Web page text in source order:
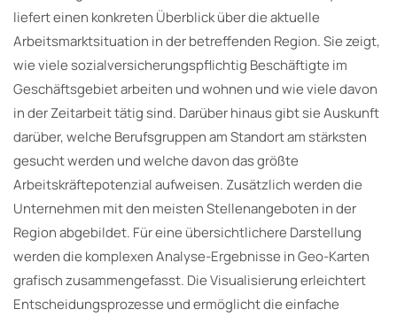
liefert einen konkreten Überblick über die aktuelle
Arbeitsmarktsituation in der betreffenden Region. Sie zeigt,
wie viele sozialversicherungspflichtig Beschäftigte im
Geschäftsgebiet arbeiten und wohnen und wie viele davon
in der Zeitarbeit tätig sind. Darüber hinaus gibt sie Auskunft
darüber, welche Berufsgruppen am Standort am stärksten
gesucht werden und welche davon das größte
Arbeitskräftepotenzial aufweisen. Zusätzlich werden die
Unternehmen mit den meisten Stellenangeboten in der
Region abgebildet. Für eine übersichtlichere Darstellung
werden die komplexen Analyse-Ergebnisse in Geo-Karten
grafisch zusammengefasst. Die Visualisierung erleichtert
Entscheidungsprozesse und ermöglicht die einfache